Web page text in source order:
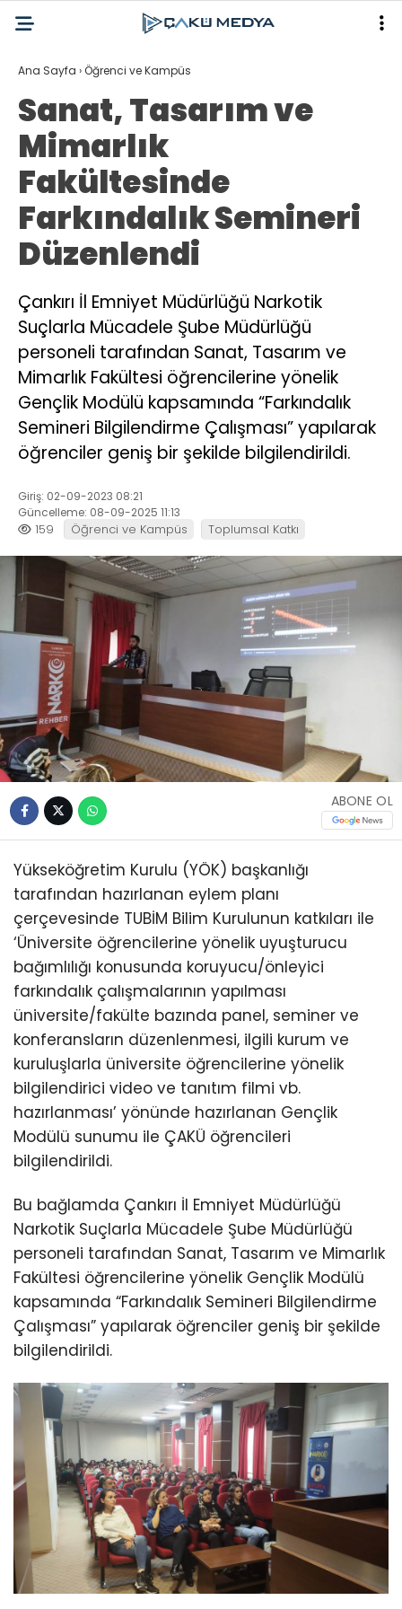
Ana Sayfa ›Öğrenci ve Kampüs
Sanat, Tasarım ve
Mimarlık
Fakültesinde
Farkındalık Semineri
Düzenlendi
Çankırı İl Emniyet Müdürlüğü Narkotik
Suçlarla Mücadele Şube Müdürlüğü
personeli tarafından Sanat, Tasarım ve
Mimarlık Fakültesi öğrencilerine yönelik
Gençlik Modülü kapsamında “Farkındalık
Semineri Bilgilendirme Çalışması” yapılarak
öğrenciler geniş bir şekilde bilgilendirildi.
Giriş: 02-09-2023 08:21
Güncelleme: 08-09-2025 11:13
159 Öğrenci ve Kampüs Toplumsal Katkı
ABONE OL
Yükseköğretim Kurulu (YÖK) başkanlığı
tarafından hazırlanan eylem planı
çerçevesinde TUBİM Bilim Kurulunun katkıları ile
‘Üniversite öğrencilerine yönelik uyuşturucu
bağımlılığı konusunda koruyucu/önleyici
farkındalık çalışmalarının yapılması
üniversite/fakülte bazında panel, seminer ve
konferansların düzenlenmesi, ilgili kurum ve
kuruluşlarla üniversite öğrencilerine yönelik
bilgilendirici video ve tanıtım filmi vb.
hazırlanması’ yönünde hazırlanan Gençlik
Modülü sunumu ile ÇAKÜ öğrencileri
bilgilendirildi.
Bu bağlamda Çankırı İl Emniyet Müdürlüğü
Narkotik Suçlarla Mücadele Şube Müdürlüğü
personeli tarafından Sanat, Tasarım ve Mimarlık
Fakültesi öğrencilerine yönelik Gençlik Modülü
kapsamında “Farkındalık Semineri Bilgilendirme
Çalışması” yapılarak öğrenciler geniş bir şekilde
bilgilendirildi.